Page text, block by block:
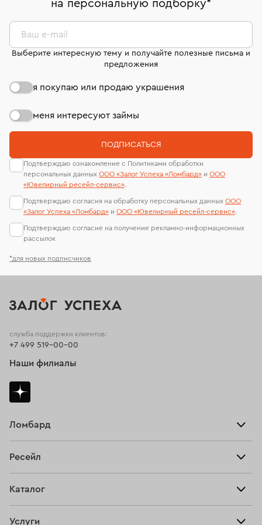
дней на возврат. Детальные условия возврата
комиссионных украшений и часов смотрите на
странице«Возврат украшений»
сертификаты МГУ и других геммологических
лабораторий
на персональную подборку*
*для новых подписчиков
Ваш e-mail
Выберите интересную тему и получайте полезные письма и
предложения
я покупаю или продаю украшения
меня интересуют займы
ПОДПИСАТЬСЯ
Подтверждаю ознакомление с Политиками обработки
персональных данных ООО «Залог Успеха «Ломбард» и ООО
«Ювелирный ресейл-сервиc».
Подтверждаю согласия на обработку персональных данных ООО
«Залог Успеха «Ломбард» и ООО «Ювелирный ресейл-сервиc».
Подтверждаю согласие на получение рекламно-информационных
рассылок
Ломбард
Тарифы
Ресейл
Каталог
Услуги
служба поддержки клиентов:
+7 499 519-00-00
Наши филиалы